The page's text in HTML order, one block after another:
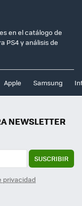
en el catálogo de
PS4 y análisis de
Apple Samsung
NEWSLETTER
SUSCRIBIR
privacidad